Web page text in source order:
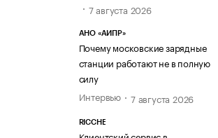
7 августа 2026
АНО «АИПР»
Почему московские зарядные
станции работают не в полную
силу
Интервью
7 августа 2026
RICCHE